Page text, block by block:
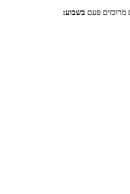
מרוכזים פעם בשבוע: